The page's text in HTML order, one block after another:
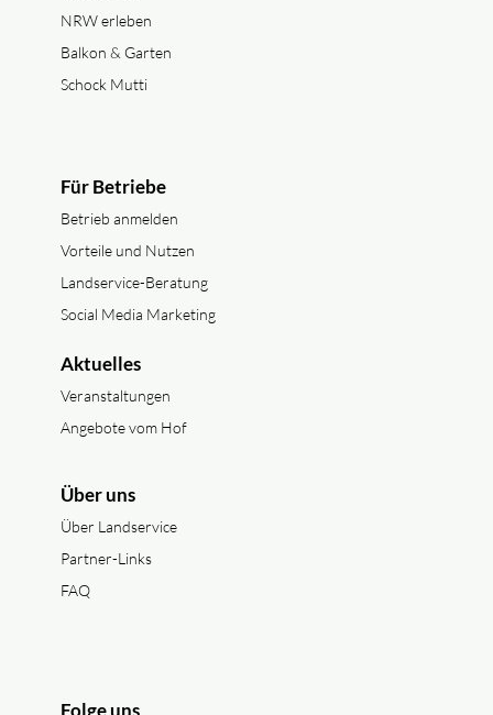
NRW erleben
Balkon & Garten
Schock Mutti
Für Betriebe
Betrieb anmelden
Vorteile und Nutzen
Landservice-Beratung
Social Media Marketing
Aktuelles
Veranstaltungen
Angebote vom Hof
Über uns
Über Landservice
Partner-Links
FAQ
Folge uns